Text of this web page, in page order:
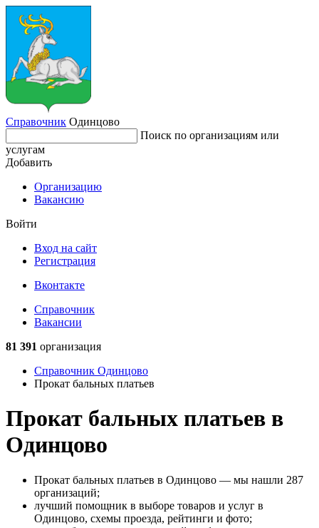
Справочник Одинцово
Поиск по организациям или
услугам
Добавить
Организацию
Вакансию
Войти
Вход на сайт
Регистрация
Вконтакте
Справочник
Вакансии
81 391 организация
Справочник Одинцово
Прокат бальных платьев
Прокат бальных платьев в
Одинцово
Прокат бальных платьев в Одинцово — мы нашли 287
организаций;
лучший помощник в выборе товаров и услуг в
Одинцово, схемы проезда, рейтинги и фото;